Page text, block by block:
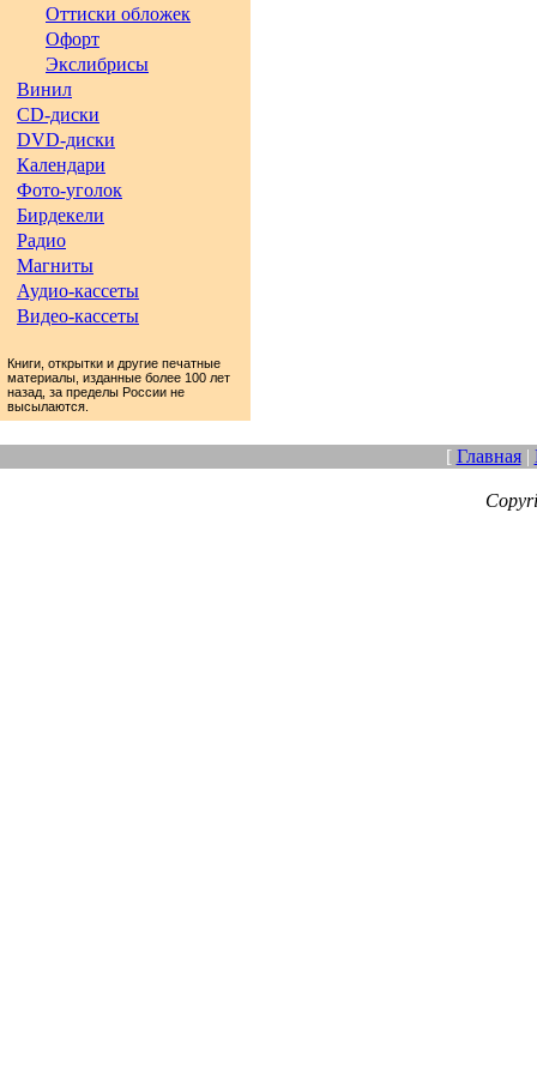
Оттиски обложек
Офорт
Экслибрисы
Винил
CD-диски
DVD-диски
Календари
Фото-уголок
Бирдекели
Радио
Магниты
Аудио-кассеты
Видео-кассеты
Книги, открытки и другие печатные
материалы, изданные более 100 лет
назад, за пределы России не
высылаются.
[ Главная|